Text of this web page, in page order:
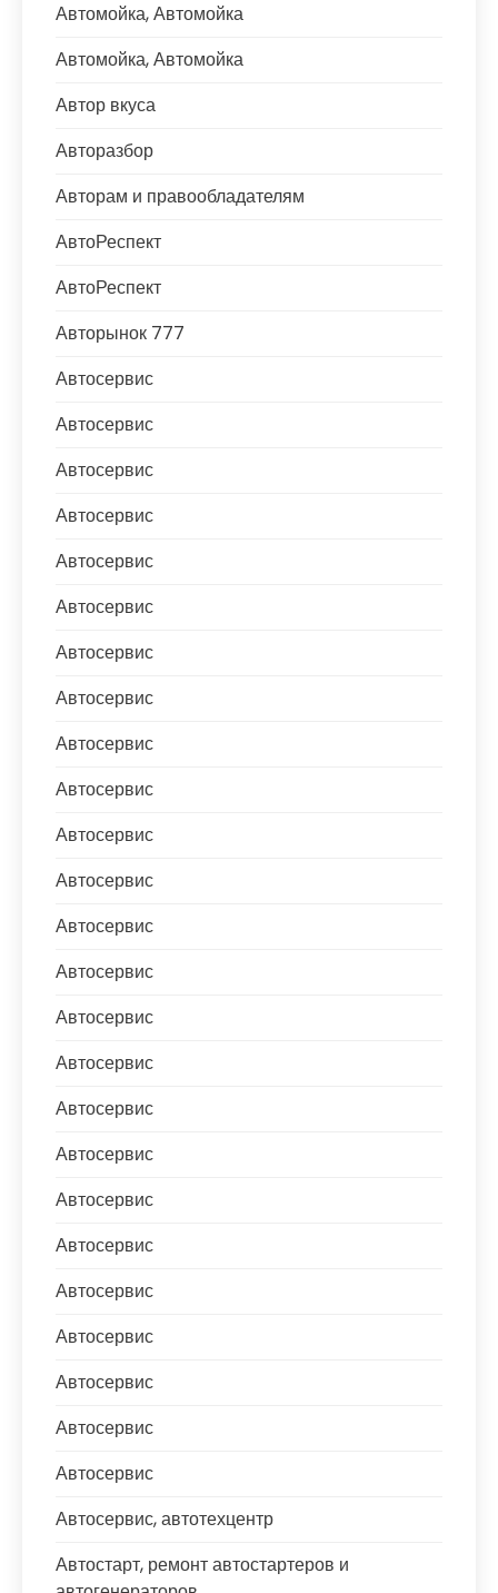
Автомойка, Автомойка
Автомойка, Автомойка
Автор вкуса
Авторазбор
Авторам и правообладателям
АвтоРеспект
АвтоРеспект
Авторынок 777
Автосервис
Автосервис
Автосервис
Автосервис
Автосервис
Автосервис
Автосервис
Автосервис
Автосервис
Автосервис
Автосервис
Автосервис
Автосервис
Автосервис
Автосервис
Автосервис
Автосервис
Автосервис
Автосервис
Автосервис
Автосервис
Автосервис
Автосервис
Автосервис
Автосервис
Автосервис, автотехцентр
Автостарт, ремонт автостартеров и